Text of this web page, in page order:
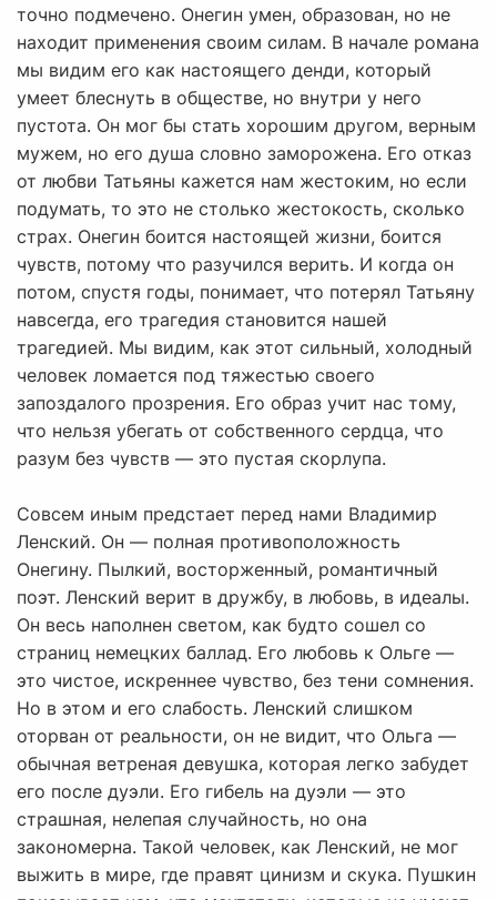
точно подмечено. Онегин умен, образован, но не
находит применения своим силам. В начале романа
мы видим его как настоящего денди, который
умеет блеснуть в обществе, но внутри у него
пустота. Он мог бы стать хорошим другом, верным
мужем, но его душа словно заморожена. Его отказ
от любви Татьяны кажется нам жестоким, но если
подумать, то это не столько жестокость, сколько
страх. Онегин боится настоящей жизни, боится
чувств, потому что разучился верить. И когда он
потом, спустя годы, понимает, что потерял Татьяну
навсегда, его трагедия становится нашей
трагедией. Мы видим, как этот сильный, холодный
человек ломается под тяжестью своего
запоздалого прозрения. Его образ учит нас тому,
что нельзя убегать от собственного сердца, что
разум без чувств — это пустая скорлупа.
Совсем иным предстает перед нами Владимир
Ленский. Он — полная противоположность
Онегину. Пылкий, восторженный, романтичный
поэт. Ленский верит в дружбу, в любовь, в идеалы.
Он весь наполнен светом, как будто сошел со
страниц немецких баллад. Его любовь к Ольге —
это чистое, искреннее чувство, без тени сомнения.
Но в этом и его слабость. Ленский слишком
оторван от реальности, он не видит, что Ольга —
обычная ветреная девушка, которая легко забудет
его после дуэли. Его гибель на дуэли — это
страшная, нелепая случайность, но она
закономерна. Такой человек, как Ленский, не мог
выжить в мире, где правят цинизм и скука. Пушкин